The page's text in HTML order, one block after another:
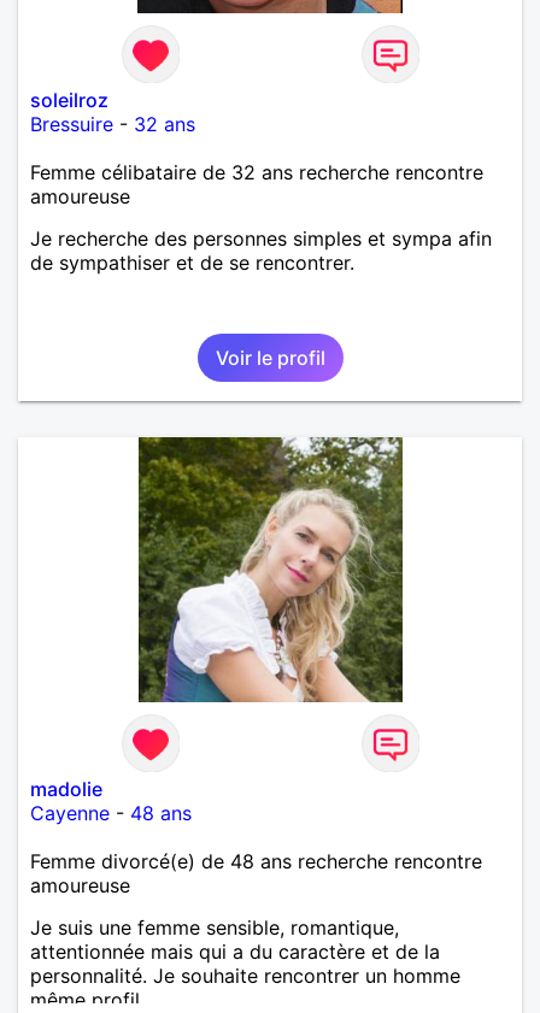
soleilroz
Bressuire - 32 ans
Femme célibataire de 32 ans recherche rencontre
amoureuse
Je recherche des personnes simples et sympa afin
de sympathiser et de se rencontrer.
Voir le profil
madolie
Cayenne - 48 ans
Femme divorcé(e) de 48 ans recherche rencontre
amoureuse
Je suis une femme sensible, romantique,
attentionnée mais qui a du caractère et de la
personnalité. Je souhaite rencontrer un homme
même profil.